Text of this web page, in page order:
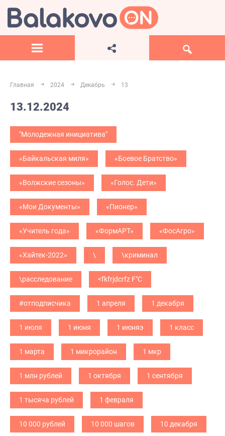
Главная 2024 Декабрь 13
13.12.2024
"Молодежная инициатива"
«Байкальская миля» «Боевое Братство»
«Волжские сезоны» «Голос. Дети»
«Мои Документы» «Пионер»
«Учитель года» «ФормАРТ» «ФосАгро»
«Хайтек-2022» \ \криминал
\расследование <fkfrjdcrfz F"C
#отподписчика 1 апреля 1 декабря
1 июля 1 июня 1 июняэ 1 класс
1 марта 1 микрорайон 1 мкр
1 млн рублей 1 октября 1 сентября
1 тысяча рублей 1 февраля
10 000 рублей 10 000 шагов 10 декабря